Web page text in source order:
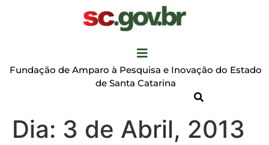
Fundação de Amparo à Pesquisa e Inovação do Estado
de Santa Catarina
Dia: 3 de Abril, 2013